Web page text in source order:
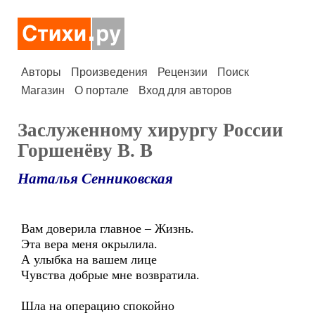
Авторы Произведения Рецензии
Поиск
Магазин
О портале Вход для авторов
Заслуженному хирургу России
Горшенёву В. В
Наталья Сенниковская
Вам доверила главное – Жизнь.
Эта вера меня окрылила.
А улыбка на вашем лице
Чувства добрые мне возвратила.
Шла на операцию спокойно